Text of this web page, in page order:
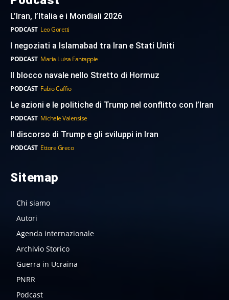
L’Iran, l’Italia e i Mondiali 2026
PODCAST Leo Goretti
I negoziati a Islamabad tra Iran e Stati Uniti
PODCAST Maria Luisa Fantappie
Il blocco navale nello Stretto di Hormuz
PODCAST Fabio Caffio
Le azioni e le politiche di Trump nel conflitto con l’Iran
PODCAST Michele Valensise
Il discorso di Trump e gli sviluppi in Iran
PODCAST Ettore Greco
Sitemap
Chi siamo
Autori
Agenda internazionale
Archivio Storico
Guerra in Ucraina
PNRR
Podcast